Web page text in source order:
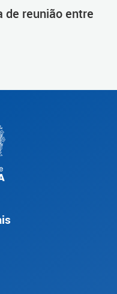
de reunião entre